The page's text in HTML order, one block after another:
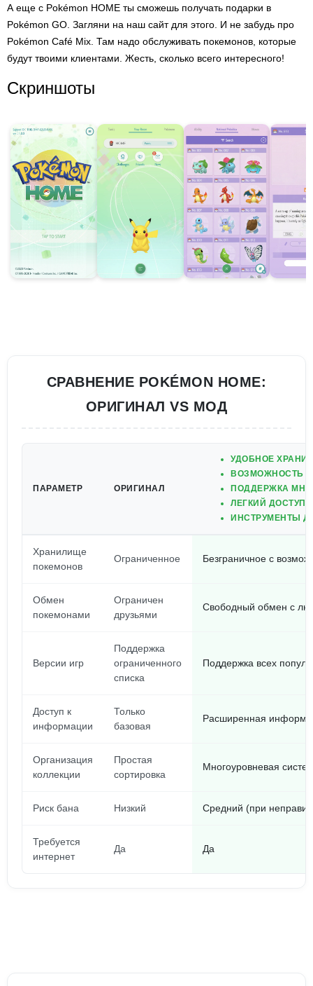
А еще с Pokémon HOME ты сможешь получать подарки в
Pokémon GO. Загляни на наш сайт для этого. И не забудь про
Pokémon Café Mix. Там надо обслуживать покемонов, которые
будут твоими клиентами. Жесть, сколько всего интересного!
Скриншоты
СРАВНЕНИЕ POKÉMON HOME:
ОРИГИНАЛ VS МОД
ПАРАМЕТР ОРИГИНАЛ
УДОБНОЕ
ВОЗМОЖНОСТЬ
ПОДДЕРЖКА
ЛЕГКИЙ ДОСТУП
ИНСТРУМЕНТЫ
Хранилище
покемонов
Ограниченное Безграничное с
Обмен
покемонами
Ограничен
друзьями
Свободный обмен с
Версии игр
Поддержка
ограниченного
списка
Поддержка всех
Доступ к
информации
Только
базовая
Расширенная
Организация
коллекции
Простая
сортировка
Многоуровневая
Риск бана Низкий Средний (при
Требуется
интернет
Да Да